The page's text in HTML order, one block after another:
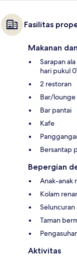
Fasilitas
Makanan
Sarapan
hari pukul
2 restoran
Bar/lounge
Bar pantai
Kafe
Bersantap
Bepergian
Anak-anak
Kolam
Seluncuran
Taman
Aktivitas